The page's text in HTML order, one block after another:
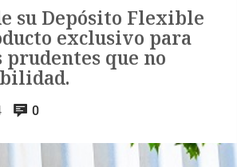
su Depósito Flexible
exclusivo para
que no
0